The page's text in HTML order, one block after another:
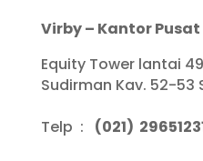
Virby – Kantor Pusat
Equity Tower lantai
Sudirman Kav. 52-53
Telp : (021)